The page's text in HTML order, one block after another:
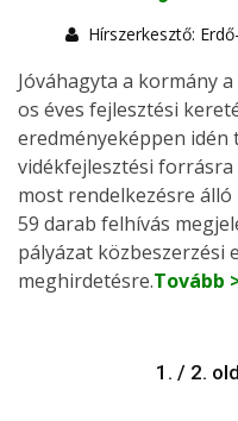
Hírszerkesztő:
Jóváhagyta a kormány
os éves fejlesztési
eredményeképpen
vidékfejlesztési forrásra
most rendelkezésre
59 darab felhívás
pályázat közbeszerzési
meghirdetésre.Tovább
1. / 2.